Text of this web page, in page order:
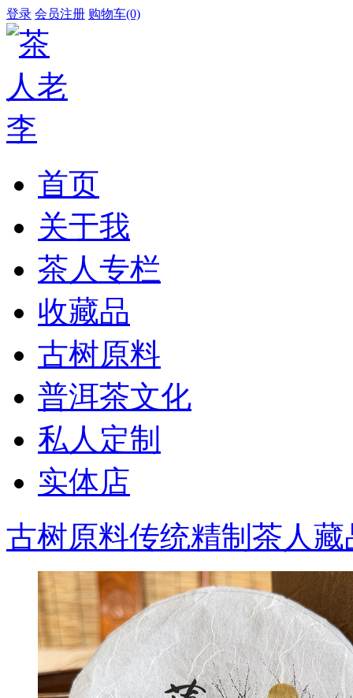
登录 会员注册 购物车(0)
首页
关于我
茶人专栏
收藏品
古树原料
普洱茶文化
私人定制
实体店
古树原料传统精制 茶人藏